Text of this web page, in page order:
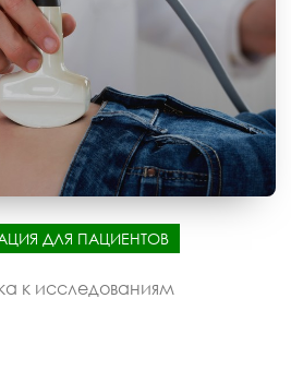
ДЛЯ ПАЦИЕНТОВ
к исследованиям